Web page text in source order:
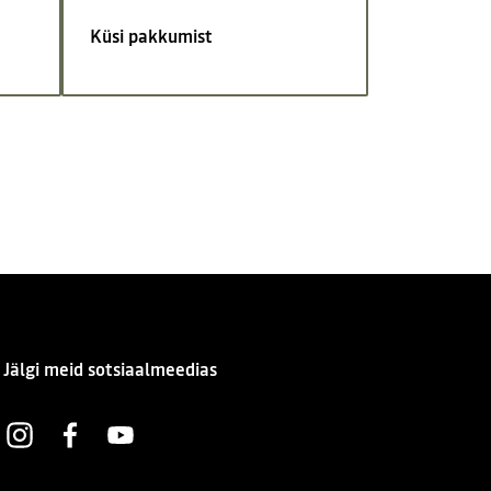
Küsi pakkumist
Jälgi meid sotsiaalmeedias
Instagram
Facebook